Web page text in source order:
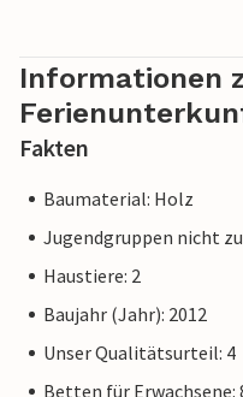
Informationen
Fakten
Baumaterial: Holz
Jugendgruppen nicht
Haustiere: 2
Baujahr (Jahr): 2012
Unser Qualitätsurteil: 4
Betten für Erwachsene: